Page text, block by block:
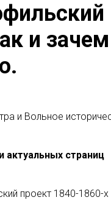
и зачем
и Вольное
актуальных страниц
проект 1840-1860-х